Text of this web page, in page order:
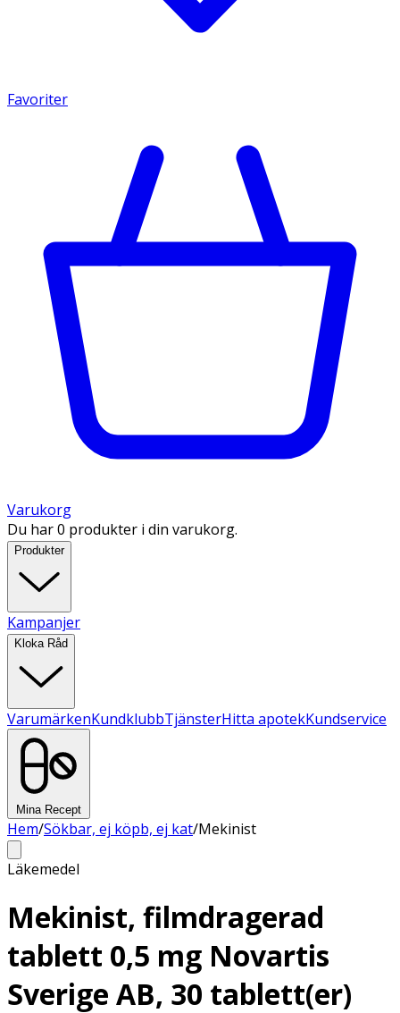
Favoriter
Varukorg
Du har 0 produkter i din varukorg.
Produkter
Kampanjer
Kloka Råd
VarumärkenKundklubbTjänsterHitta apotekKundservice
Mina Recept
Hem/Sökbar, ej köpb, ej kat/Mekinist
Läkemedel
Mekinist, filmdragerad
tablett 0,5 mg Novartis
Sverige AB, 30 tablett(er)